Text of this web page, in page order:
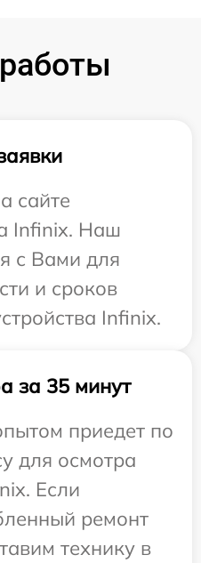
сайте
Infinix. Наш
с Вами для
и сроков
Infinix.
за 35 минут
приедет по
для осмотра
Если
ремонт
технику в